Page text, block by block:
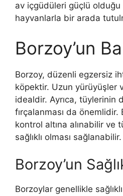
av içgüdüleri güçlü olduğu
hayvanlarla bir arada
Borzoy’un
Borzoy, düzenli egzersiz
köpektir. Uzun yürüyüşler
idealdir. Ayrıca, tüylerinin
fırçalanması da
kontrol altına alınabilir ve
sağlıklı olması sağlanabilir.
Borzoy’un
Borzoylar genellikle